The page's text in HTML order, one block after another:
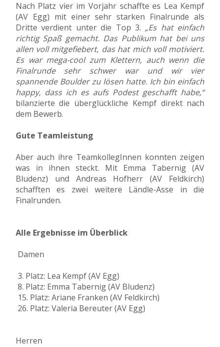
Nach Platz vier im Vorjahr schaffte es Lea Kempf
(AV Egg) mit einer sehr starken Finalrunde als
Dritte verdient unter die Top 3. „Es hat einfach
richtig Spaß gemacht. Das Publikum hat bei uns
allen voll mitgefiebert, das hat mich voll motiviert.
Es war mega-cool zum Klettern, auch wenn die
Finalrunde sehr schwer war und wir vier
spannende Boulder zu lösen hatte. Ich bin einfach
happy, dass ich es aufs Podest geschafft habe,“
bilanzierte die überglückliche Kempf direkt nach
dem Bewerb.
Gute Teamleistung
Aber auch ihre TeamkollegInnen konnten zeigen
was in ihnen steckt. Mit Emma Tabernig (AV
Bludenz) und Andreas Hofherr (AV Feldkirch)
schafften es zwei weitere Ländle-Asse in die
Finalrunden.
Alle Ergebnisse im Überblick
Damen
3. Platz: Lea Kempf (AV Egg)
8. Platz: Emma Tabernig (AV Bludenz)
15. Platz: Ariane Franken (AV Feldkirch)
26. Platz: Valeria Bereuter (AV Egg)
Herren